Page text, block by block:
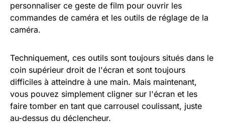
personnaliser ce geste de film pour ouvrir les
commandes de caméra et les outils de réglage de la
caméra.
Techniquement, ces outils sont toujours situés dans le
coin supérieur droit de l'écran et sont toujours
difficiles à atteindre à une main. Mais maintenant,
vous pouvez simplement cligner sur l'écran et les
faire tomber en tant que carrousel coulissant, juste
au-dessus du déclencheur.